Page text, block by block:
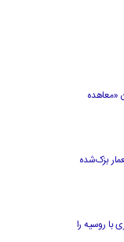
«معاهده
بزک‌شده
با روسیه را